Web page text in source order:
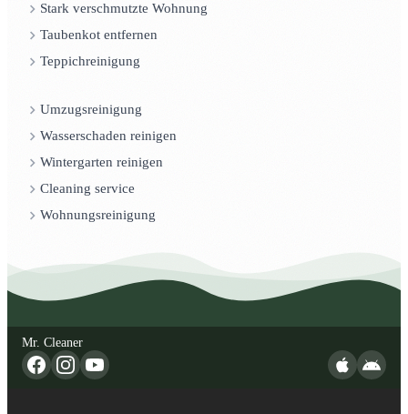
Stark verschmutzte Wohnung
Taubenkot entfernen
Teppichreinigung
Umzugsreinigung
Wasserschaden reinigen
Wintergarten reinigen
Cleaning service
Wohnungsreinigung
Mr. Cleaner